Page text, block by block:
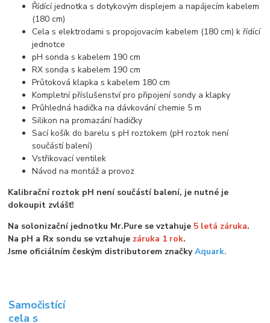
Řídící jednotka s dotykovým displejem a napájecím kabelem
(180 cm)
Cela s elektrodami s propojovacím kabelem (180 cm) k řídící
jednotce
pH sonda s kabelem 190 cm
RX sonda s kabelem 190 cm
Průtoková klapka s kabelem 180 cm
Kompletní příslušenství pro připojení sondy a klapky
Průhledná hadička na dávkování chemie 5 m
Silikon na promazání hadičky
Sací košík do barelu s pH roztokem (pH roztok není
součástí balení)
Vstřikovací ventilek
Návod na montáž a provoz
Kalibrační roztok pH není součástí balení, je nutné je
dokoupit zvlášť!
Na solonizační jednotku Mr.Pure se vztahuje 5 letá záruka.
Na pH a Rx sondu se vztahuje záruka 1 rok.
Jsme oficiálním českým distributorem značkyAquark.
Samočistící
cela s